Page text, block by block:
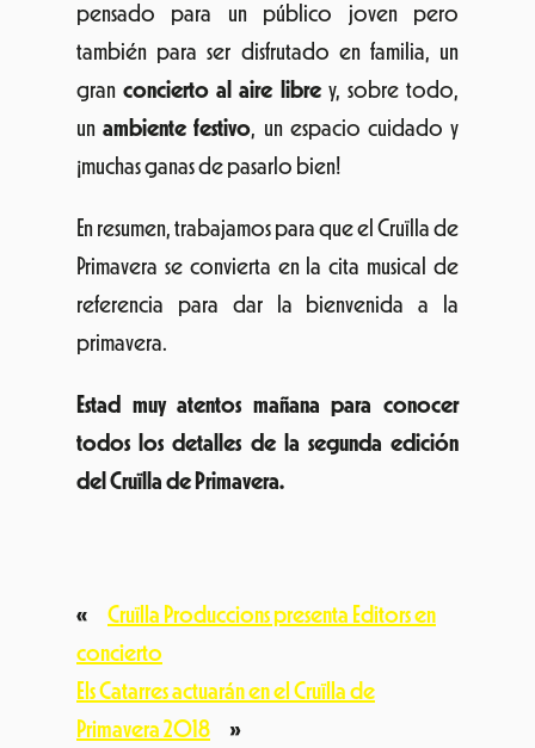
pensado para un público joven pero
también para ser disfrutado en familia, un
granconcierto al aire librey, sobre todo,
unambiente festivo, un espacio cuidado y
¡muchas ganas de pasarlo bien!
En resumen, trabajamos para que el Cruïlla de
Primavera se convierta en la cita musical de
referencia para dar la bienvenida a la
primavera.
Estad muy atentos mañana para conocer
todos los detalles de la segunda edición
del Cruïlla de Primavera.
«
Cruïlla Produccions presenta Editors en
concierto
Els Catarres actuarán en el Cruïlla de
Primavera 2018
»